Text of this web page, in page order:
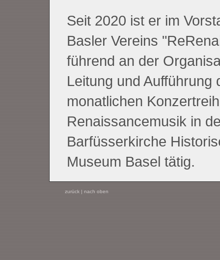
Seit 2020 ist er im
Basler Vereins
führend an der
Leitung und Aufführung
monatlichen
Renaissancemusik in
Barfüsserkirche
Museum Basel tätig.
zurück| nach oben